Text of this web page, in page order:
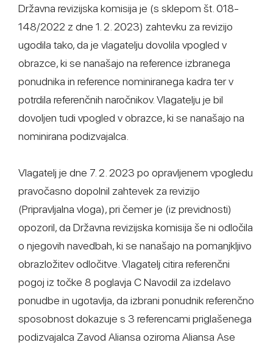
Državna revizijska komisija je (s sklepom št. 018-
148/2022 z dne 1. 2. 2023) zahtevku za revizijo
ugodila tako, da je vlagatelju dovolila vpogled v
obrazce, ki se nanašajo na reference izbranega
ponudnika in reference nominiranega kadra ter v
potrdila referenčnih naročnikov. Vlagatelju je bil
dovoljen tudi vpogled v obrazce, ki se nanašajo na
nominirana podizvajalca.
Vlagatelj je dne 7. 2. 2023 po opravljenem vpogledu
pravočasno dopolnil zahtevek za revizijo
(Pripravljalna vloga), pri čemer je (iz previdnosti)
opozoril, da Državna revizijska komisija še ni odločila
o njegovih navedbah, ki se nanašajo na pomanjkljivo
obrazložitev odločitve. Vlagatelj citira referenčni
pogoj iz točke 8 poglavja C Navodil za izdelavo
ponudbe in ugotavlja, da izbrani ponudnik referenčno
sposobnost dokazuje s 3 referencami priglašenega
podizvajalca Zavod Aliansa oziroma Aliansa Ase